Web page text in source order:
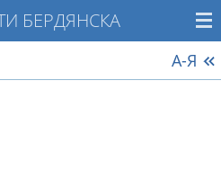
БЕРДЯНСКА
А-Я